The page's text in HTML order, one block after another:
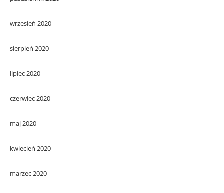
wrzesień 2020
sierpień 2020
lipiec 2020
czerwiec 2020
maj 2020
kwiecień 2020
marzec 2020